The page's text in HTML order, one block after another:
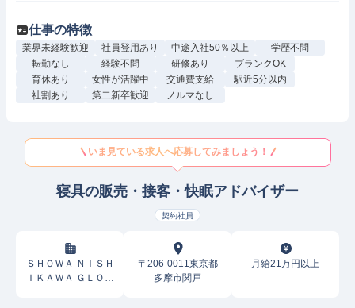
仕事の特徴
業界未経験歓迎 社員登用あり 中途入社50％以上
学歴不問
転勤なし
経験不問 研修あり
ブランクOK
育休あり
女性が活躍中 交通費支給
駅近5分以内
社割あり
第二新卒歓迎 ノルマなし
いま見ている求人へ応募してみましょう！
寝具の販売・接客・快眠アドバイザー
契約社員
ＳＨＯＷＡ ＮＩＳＨ
ＩＫＡＷＡ ＧＬＯＢ
〒206-0011東京都
多摩市関戸
月給21万円以上